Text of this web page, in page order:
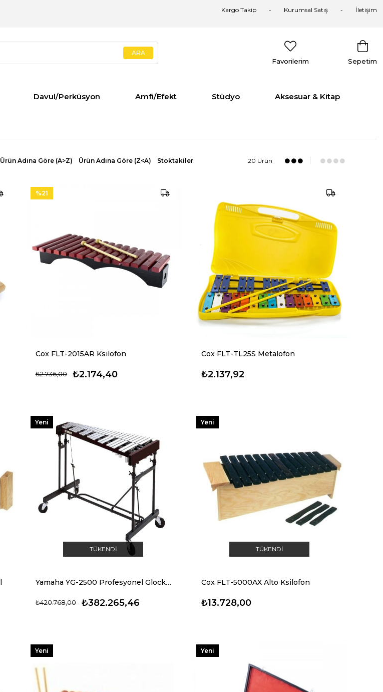
Kargo Takip Kurumsal Satış İletişim
Sepetim
Favorilerim
Davul/Perküsyon Amfi/Efekt Stüdyo Aksesuar & Kitap
Ürün Adına Göre (A>Z) Ürün Adına Göre (Z<A) Stoktakiler 20 Ürün
Cox FLT-2015AR Ksilofon
₺2.174,40
₺2.736,00
%21
Cox FLT-TL25S Metalofon
₺2.137,92
TÜKENDI
Yamaha YG-2500 Profesyonel Glockenspiel
₺382.265,46
₺420.768,00
Yeni
TÜKENDI
Cox FLT-5000AX Alto Ksilofon
₺13.728,00
Yeni
Yeni
Yeni